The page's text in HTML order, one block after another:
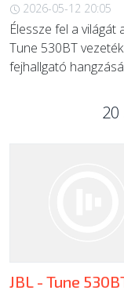
2026-05-12 20:05
Élessze fel a világát
Tune 530BT
fejhallgató
20
JBL - Tune